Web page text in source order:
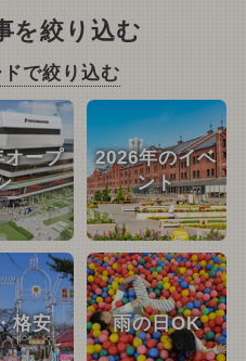
を絞り込む
で絞り込む
オープ
2026年のイベ
ント
格安 雨の日OK